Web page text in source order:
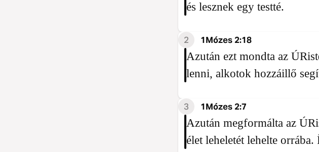
és lesznek egy testté.
2 1Mózes 2:18
Azután ezt mondta az
lenni, alkotok hozzáillő
3 1Mózes 2:7
Azután megformálta az
élet leheletét lehelte